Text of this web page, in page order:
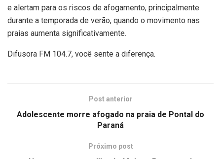
e alertam para os riscos de afogamento, principalmente
durante a temporada de verão, quando o movimento nas
praias aumenta significativamente.
Difusora FM 104.7, você sente a diferença.
Post anterior
Adolescente morre afogado na praia de Pontal do
Paraná
Próximo post